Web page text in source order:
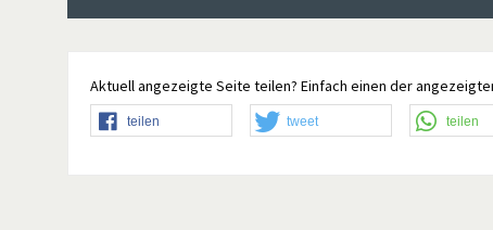
Aktuell angezeigte Seite teilen? Einfach einen der
teilen tweet teilen